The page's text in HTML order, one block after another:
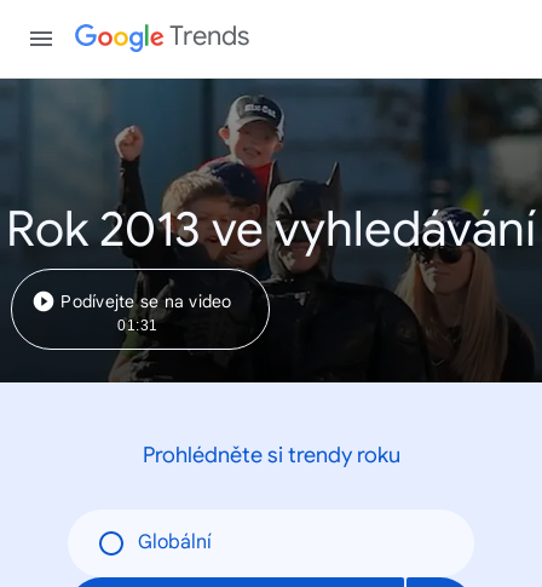
Trends
Rok 2013 ve vyhledávání
Podívejte se na video
01:31
Prohlédněte si trendy roku
Globální